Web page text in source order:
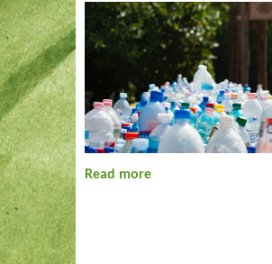
Read more